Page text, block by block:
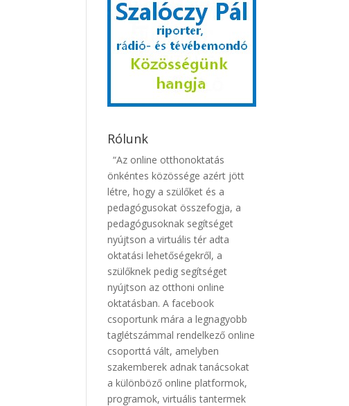
Rólunk
“Az online otthonoktatás
önkéntes közössége azért jött
létre, hogy a szülőket és a
pedagógusokat összefogja, a
pedagógusoknak segítséget
nyújtson a virtuális tér adta
oktatási lehetőségekről, a
szülőknek pedig segítséget
nyújtson az otthoni online
oktatásban. A facebook
csoportunk mára a legnagyobb
taglétszámmal rendelkező online
csoporttá vált, amelyben
szakemberek adnak tanácsokat
a különböző online platformok,
programok, virtuális tantermek